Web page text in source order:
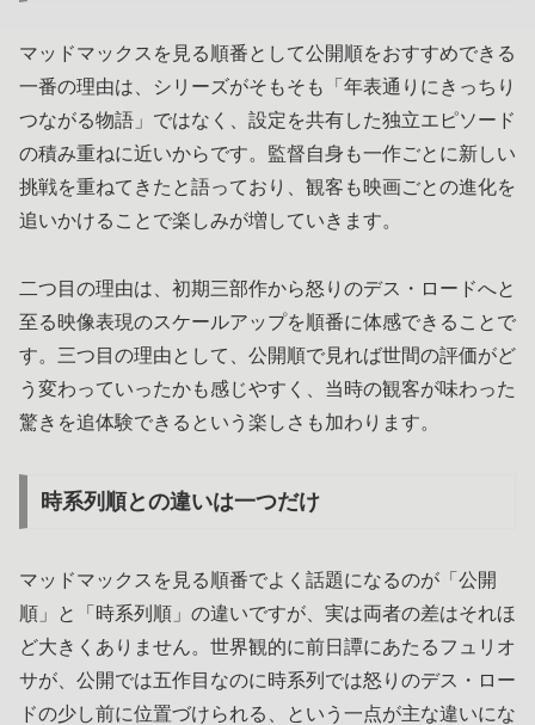
マッドマックスを見る順番として公開順をおすすめできる
一番の理由は、シリーズがそもそも「年表通りにきっちり
つながる物語」ではなく、設定を共有した独立エピソード
の積み重ねに近いからです。監督自身も一作ごとに新しい
挑戦を重ねてきたと語っており、観客も映画ごとの進化を
追いかけることで楽しみが増していきます。
二つ目の理由は、初期三部作から怒りのデス・ロードへと
至る映像表現のスケールアップを順番に体感できることで
す。三つ目の理由として、公開順で見れば世間の評価がど
う変わっていったかも感じやすく、当時の観客が味わった
驚きを追体験できるという楽しさも加わります。
時系列順との違いは一つだけ
マッドマックスを見る順番でよく話題になるのが「公開
順」と「時系列順」の違いですが、実は両者の差はそれほ
ど大きくありません。世界観的に前日譚にあたるフュリオ
サが、公開では五作目なのに時系列では怒りのデス・ロー
ドの少し前に位置づけられる、という一点が主な違いにな